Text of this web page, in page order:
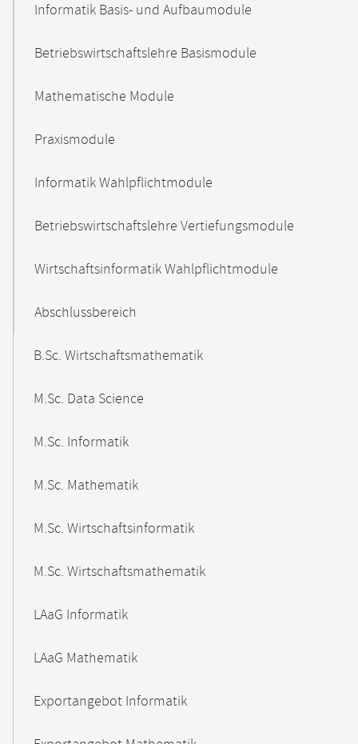
Informatik Basis- und Aufbaumodule
Betriebswirtschaftslehre Basismodule
Mathematische Module
Praxismodule
Informatik Wahlpflichtmodule
Betriebswirtschaftslehre Vertiefungsmodule
Wirtschaftsinformatik Wahlpflichtmodule
Abschlussbereich
B.Sc. Wirtschaftsmathematik
M.Sc. Data Science
M.Sc. Informatik
M.Sc. Mathematik
M.Sc. Wirtschaftsinformatik
M.Sc. Wirtschaftsmathematik
LAaG Informatik
LAaG Mathematik
Exportangebot Informatik